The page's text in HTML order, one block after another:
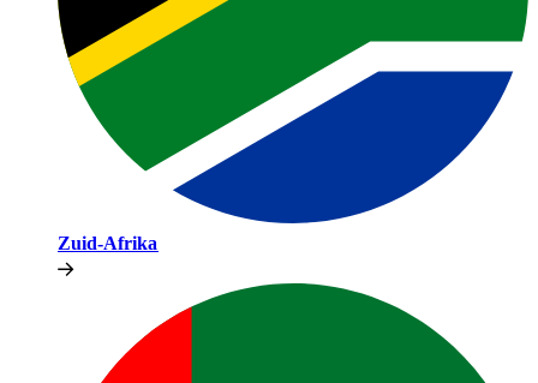
Zuid-Afrika​​